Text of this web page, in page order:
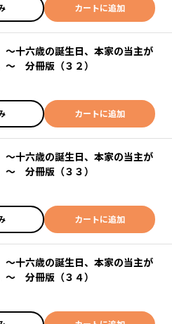
カートに追加
十六歳の誕生日、本家の当主が
～ 分冊版（３２）
カートに追加
十六歳の誕生日、本家の当主が
～ 分冊版（３３）
カートに追加
十六歳の誕生日、本家の当主が
～ 分冊版（３４）